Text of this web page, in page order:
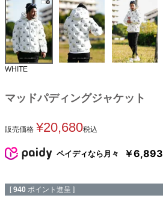
WHITE
マッドパディングジャケット
販売価格 ¥20,680税込
ペイディなら月々 ￥6,893
[ 940 ポイント進呈 ]